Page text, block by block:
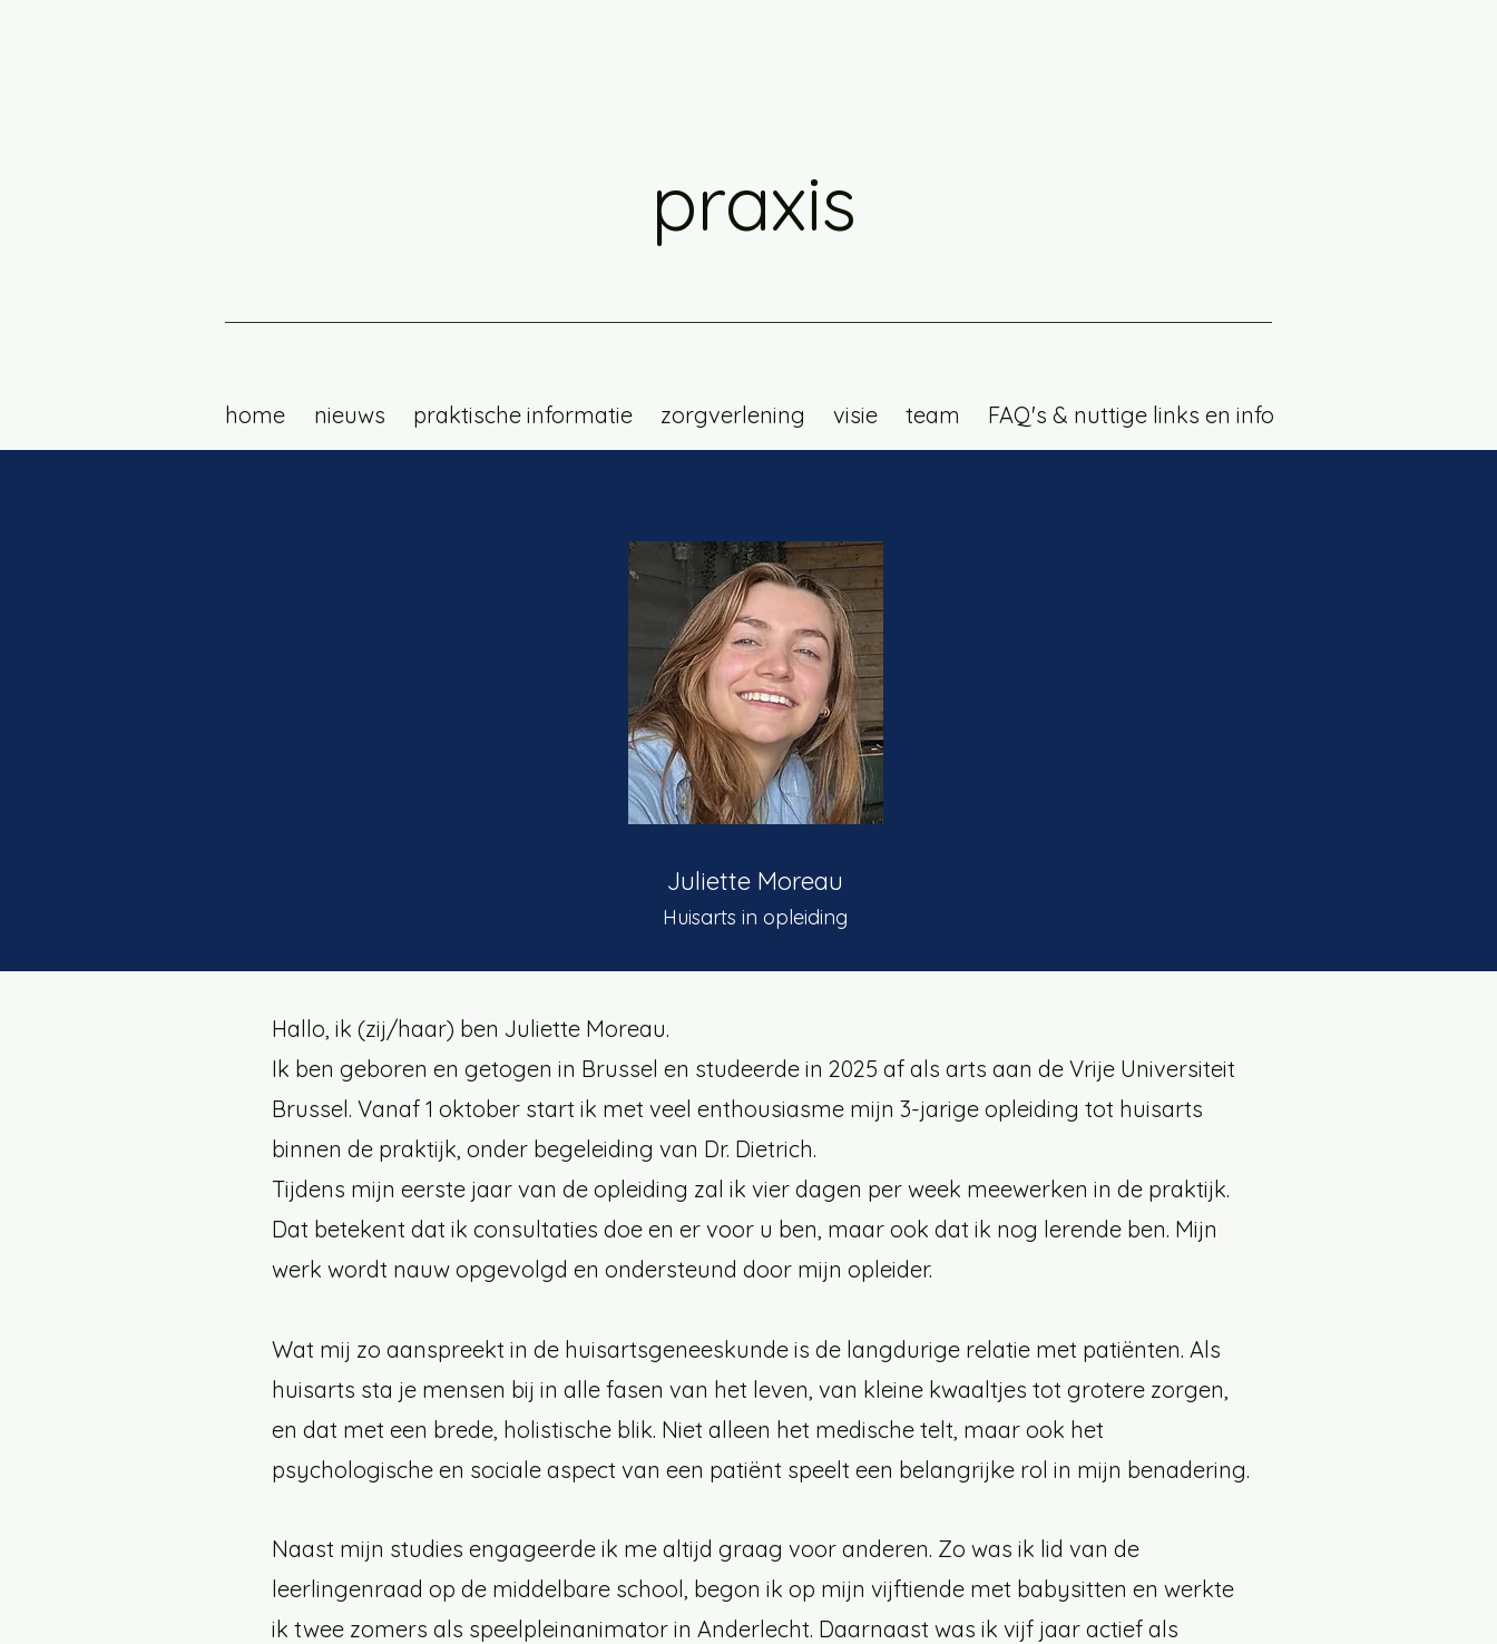
praxis
home nieuws praktische informatie zorgverlening visie team FAQ's & nuttige links en info
Juliette Moreau
Huisarts in opleiding
Hallo, ik (zij/haar) ben Juliette Moreau.
Ik ben geboren en getogen in Brussel en studeerde in 2025 af als arts aan de Vrije Universiteit
Brussel. Vanaf 1 oktober start ik met veel enthousiasme mijn 3-jarige opleiding tot huisarts
binnen de praktijk, onder begeleiding van Dr. Dietrich.
Tijdens mijn eerste jaar van de opleiding zal ik vier dagen per week meewerken in de praktijk.
Dat betekent dat ik consultaties doe en er voor u ben, maar ook dat ik nog lerende ben. Mijn
werk wordt nauw opgevolgd en ondersteund door mijn opleider.
Wat mij zo aanspreekt in de huisartsgeneeskunde is de langdurige relatie met patiënten. Als
huisarts sta je mensen bij in alle fasen van het leven, van kleine kwaaltjes tot grotere zorgen,
en dat met een brede, holistische blik. Niet alleen het medische telt, maar ook het
psychologische en sociale aspect van een patiënt speelt een belangrijke rol in mijn benadering.
Naast mijn studies engageerde ik me altijd graag voor anderen. Zo was ik lid van de
leerlingenraad op de middelbare school, begon ik op mijn vijftiende met babysitten en werkte
ik twee zomers als speelpleinanimator in Anderlecht. Daarnaast was ik vijf jaar actief als